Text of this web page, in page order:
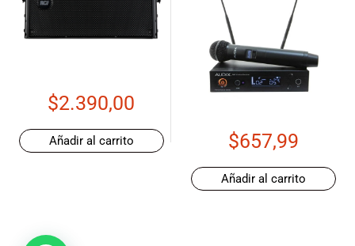
$2.390,00
Añadir al carrito $657,99
Añadir al carrito